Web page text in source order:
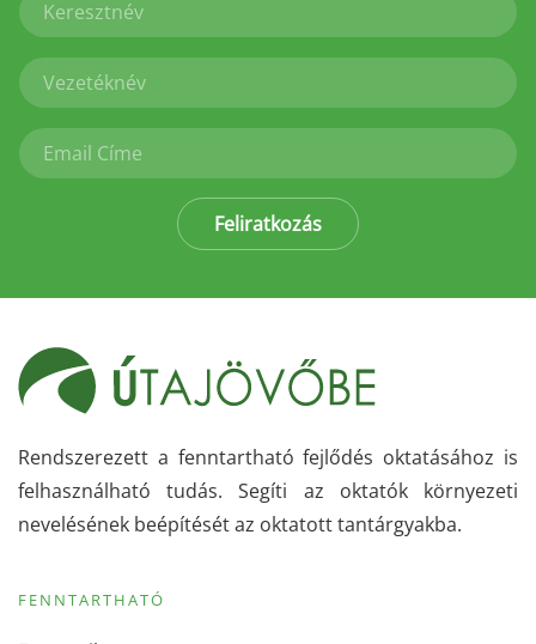
Feliratkozás
Rendszerezett a fenntartható fejlődés oktatásához is
felhasználható tudás. Segíti az oktatók környezeti
nevelésének beépítését az oktatott tantárgyakba.
FENNTARTHATÓ